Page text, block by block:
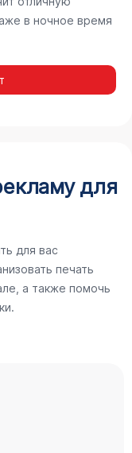
в ночное время
для
для вас
печать
а также помочь